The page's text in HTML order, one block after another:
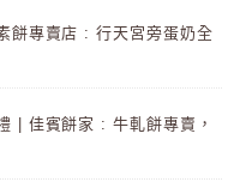
餅專賣店 : 行天宮旁蛋奶全
| 佳賓餅家 : 牛軋餅專賣，